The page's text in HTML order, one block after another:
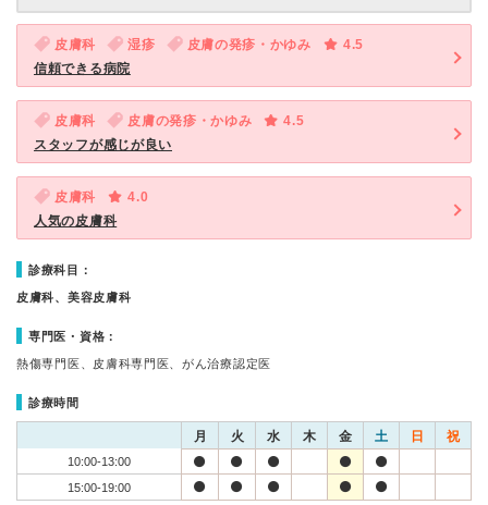
皮膚科 湿疹 皮膚の発疹・かゆみ
4.5
信頼できる病院
皮膚科 皮膚の発疹・かゆみ
4.5
スタッフが感じが良い
皮膚科
4.0
人気の皮膚科
診療科目：
皮膚科、美容皮膚科
専門医・資格：
熱傷専門医、皮膚科専門医、がん治療認定医
診療時間
月 火 水 木 金 土 日 祝
10:00-13:00
15:00-19:00